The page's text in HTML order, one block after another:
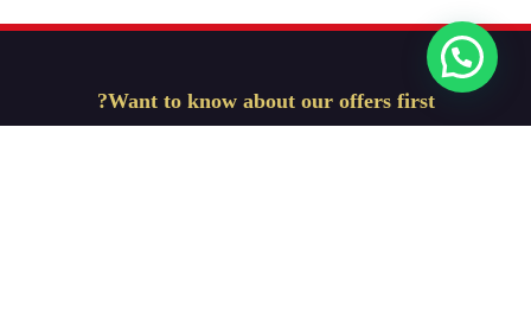
Want to know about our offers first?